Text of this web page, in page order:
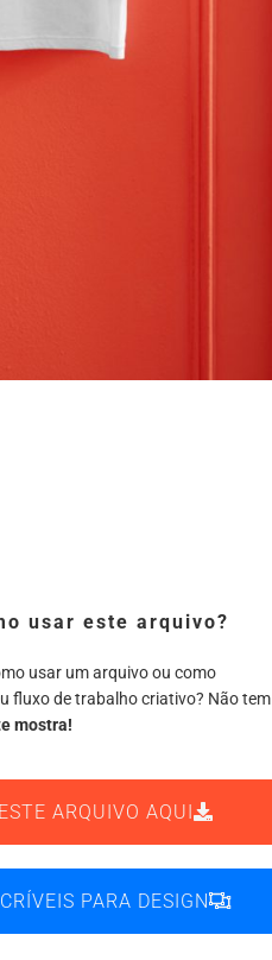
usar este arquivo?
usar um arquivo ou como
fluxo de trabalho criativo? Não tem
mostra!
ARQUIVO AQUI
PARA DESIGN